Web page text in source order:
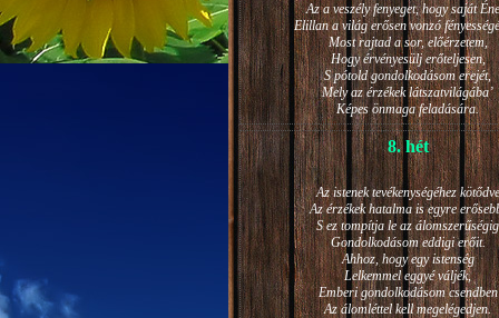
Az a veszély fenyeget, hogy saját
Elillan a világ erősen vonzó
Most rajtad a sor, előérzetem,
Hogy érvényesülj erőteljesen,
S pótold gondolkodásom erejét,
Mely az érzékek látszatvilágába’
Képes önmaga feladására.
8. hét
Az istenek tevékenységéhez kötődve
Az érzékek hatalma is egyre
S ez tompítja le az álomszerűségig
Gondolkodásom eddigi erőit.
Ahhoz, hogy egy istenség
Lelkemmel eggyé váljék,
Emberi gondolkodásom csendben
Az álomléttel kell megelégedjen.